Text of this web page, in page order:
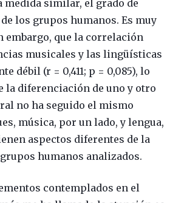
medida similar, el grado de
los grupos humanos. Es muy
embargo, que la correlación
musicales y las lingüísticas
débil (r = 0,411; p = 0,085), lo
la diferenciación de uno y otro
no ha seguido el mismo
música, por un lado, y lengua,
aspectos diferentes de la
humanos analizados.
contemplados en el